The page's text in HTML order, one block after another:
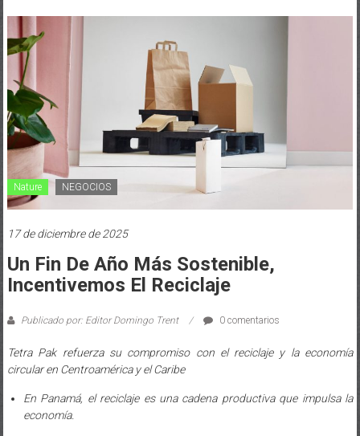
Nature NEGOCIOS
17 de diciembre de 2025
Un Fin De Año Más Sostenible,
Incentivemos El Reciclaje
Publicado por: Editor Domingo Trent 0 comentarios
Tetra Pak refuerza su compromiso con el reciclaje y la economía
circular en Centroamérica y el Caribe
En Panamá, el reciclaje es una cadena productiva que impulsa la
economía.